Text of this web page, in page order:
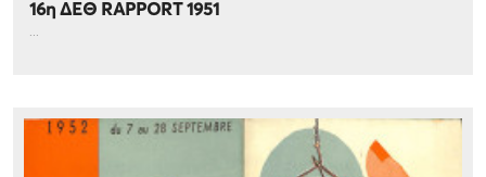
16η ΔΕΘ RAPPORT 1951
...